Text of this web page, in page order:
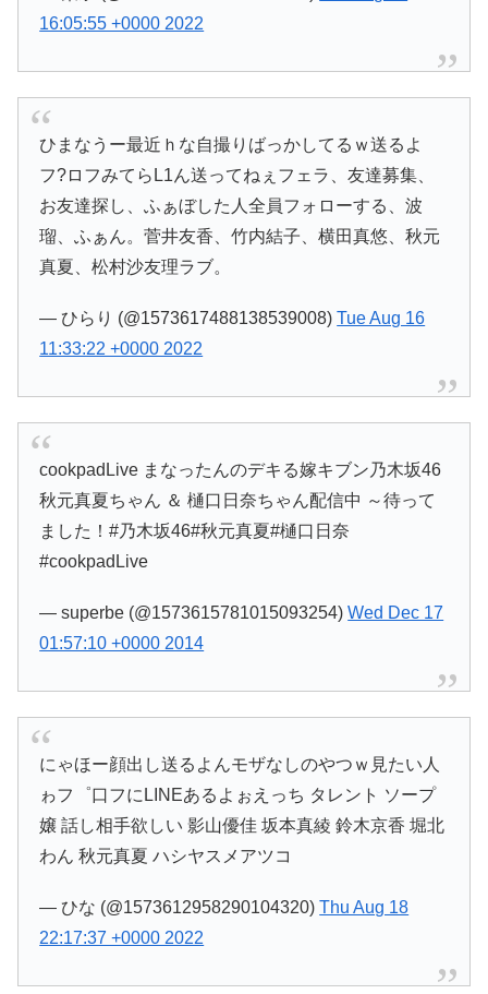
16:05:55 +0000 2022
ひまなうー最近ｈな自撮りばっかしてるｗ送るよ
フ?ロフみてらL1ん送ってねぇフェラ、友達募集、
お友達探し、ふぁぼした人全員フォローする、波
瑠、ふぁん。菅井友香、竹内結子、横田真悠、秋元
真夏、松村沙友理ラブ。
— ひらり (@1573617488138539008)Tue Aug 16
11:33:22 +0000 2022
cookpadLive まなったんのデキる嫁キブン乃木坂46
秋元真夏ちゃん ＆ 樋口日奈ちゃん配信中 ～待って
ました！#乃木坂46#秋元真夏#樋口日奈
#cookpadLive
— superbe (@1573615781015093254)Wed Dec 17
01:57:10 +0000 2014
にゃほー顔出し送るよんモザなしのやつｗ見たい人
ゎフ゜口フにLIΝΕあるよぉえっち タレント ソープ
嬢 話し相手欲しい 影山優佳 坂本真綾 鈴木京香 堀北
わん 秋元真夏 ハシヤスメアツコ
— ひな (@1573612958290104320)Thu Aug 18
22:17:37 +0000 2022